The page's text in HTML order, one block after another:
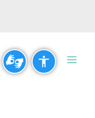
title